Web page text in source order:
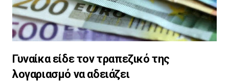
Γυναίκα είδε τον τραπεζικό της
λογαριασμό να αδειάζει